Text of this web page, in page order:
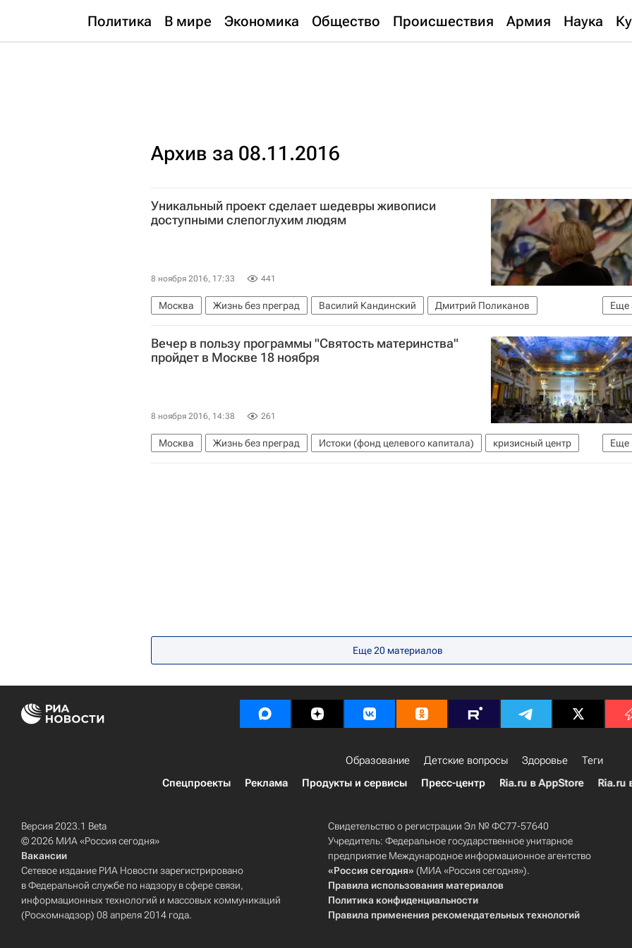
Политика В мире Экономика Общество Происшествия Армия Наука
Архив за 08.11.2016
Уникальный проект сделает шедевры живописи
доступными слепоглухим людям
8 ноября 2016, 17:33 441
Еще
Москва Жизнь без преград Василий Кандинский
Дмитрий Поликанов
"Со-единение" (фонд)
слепоглухие Здоровье
Вечер в пользу программы "Святость материнства"
пройдет в Москве 18 ноября
8 ноября 2016, 14:38 261
Еще
Москва Жизнь без преград Истоки (фонд целевого капитала)
кризисный центр
Здоровье
Еще 20 материалов
Образование Детские вопросы Здоровье
Теги
Спецпроекты
Реклама Продукты и сервисы Пресс-центр Ria.ru в AppStore Ria.ru
Версия 2023.1 Beta
© 2026 МИА «Россия сегодня»
Вакансии
Сетевое издание РИА Новости зарегистрировано
в Федеральной службе по надзору в сфере связи,
информационных технологий и массовых коммуникаций
(Роскомнадзор) 08 апреля 2014 года.
Свидетельство о регистрации Эл № ФС77-57640
Учредитель: Федеральное государственное унитарное
предприятие Международное информационное агентство
«Россия сегодня» (МИА «Россия сегодня»).
Правила использования материалов
Политика конфиденциальности
Правила применения рекомендательных технологий